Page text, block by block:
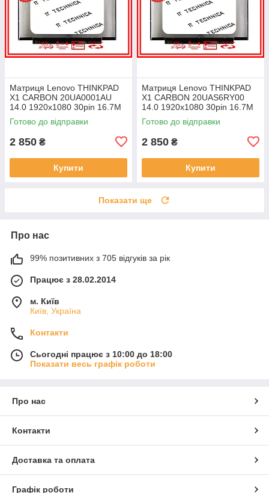
Матриця Lenovo THINKPAD
X1 CARBON 20UA0001AU
14.0 1920x1080 30pin 16.7M
45% NTSC 300 cd/m² для
ноутбука
Готово до відправки
2 850 ₴
Купити
Матриця Lenovo THINKPAD
X1 CARBON 20UAS6RY00
14.0 1920x1080 30pin 16.7M
45% NTSC 300 cd/m² для
ноутбука
Готово до відправки
2 850 ₴
Купити
Показати ще
Про нас
99% позитивних з 705 відгуків за рік
Працює з 28.02.2014
м. Київ
Київ, Україна
Контакти
Сьогодні працює з 10:00 до 18:00
Показати весь графік роботи
Про нас
Контакти
Доставка та оплата
Графік роботи